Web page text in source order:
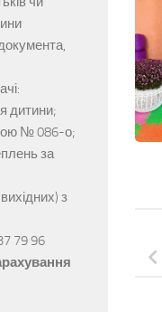
дитини;
№ 086-о;
за
з
79 96